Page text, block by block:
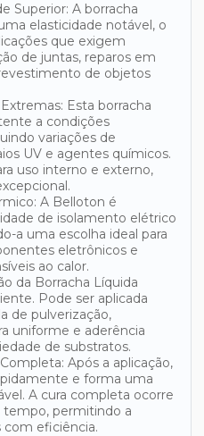
Superior: A borracha
elasticidade notável, o
que exigem
de juntas, reparos em
de objetos
Esta borracha
a condições
variações de
UV e agentes químicos.
uso interno e externo,
A Belloton é
de isolamento elétrico
a uma escolha ideal para
eletrônicos e
ao calor.
da Borracha Líquida
Pode ser aplicada
de pulverização,
uniforme e aderência
de substratos.
Após a aplicação,
e forma uma
A cura completa ocorre
permitindo a
com eficiência.